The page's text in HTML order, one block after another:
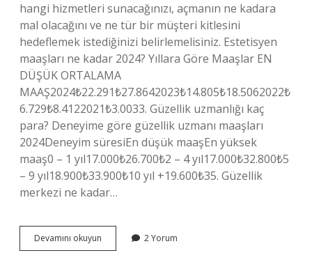
hangi hizmetleri sunacağınızı, açmanın ne kadara
mal olacağını ve ne tür bir müşteri kitlesini
hedeflemek istediğinizi belirlemelisiniz. Estetisyen
maaşları ne kadar 2024? Yıllara Göre Maaşlar EN
DÜŞÜK ORTALAMA
MAAŞ2024₺22.291₺27.8642023₺14.805₺18.5062022₺
6.729₺8.4122021₺3.0033. Güzellik uzmanlığı kaç
para? Deneyime göre güzellik uzmanı maaşları
2024Deneyim süresiEn düşük maaşEn yüksek
maaş0 – 1 yıl17.000₺26.700₺2 – 4 yıl17.000₺32.800₺5
– 9 yıl18.900₺33.900₺10 yıl +19.600₺35. Güzellik
merkezi ne kadar…
Devamını okuyun
Merkezi
2 Yorum